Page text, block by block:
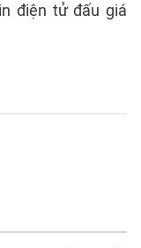
điện tử đấu giá